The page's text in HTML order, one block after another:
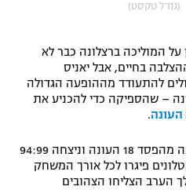
(גודל טקסט)
על המוליכה ברצלונה כבר לא
בחיים, אבל יאניס
להתעודד מההופעה הגדולה
– שהספיקה כדי להכניע את
.
זה לא רק שמכבי תל אביב נמנעה מהפסד 18 העונה וניצחה 94:99
פיגרו לכל אורך המשחק
הערב הצליחו הצהובים